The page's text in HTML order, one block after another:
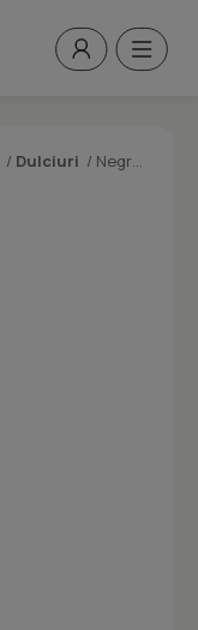
/ Dulciuri / Negresa cu bezea